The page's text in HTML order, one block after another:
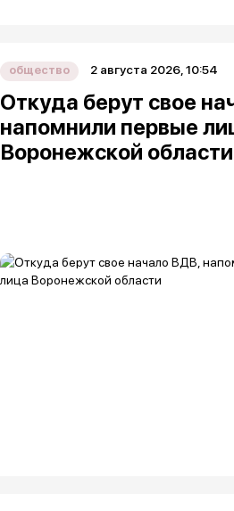
общество 2 августа 2026, 10:54
Откуда берут свое
напомнили первые
Воронежской области